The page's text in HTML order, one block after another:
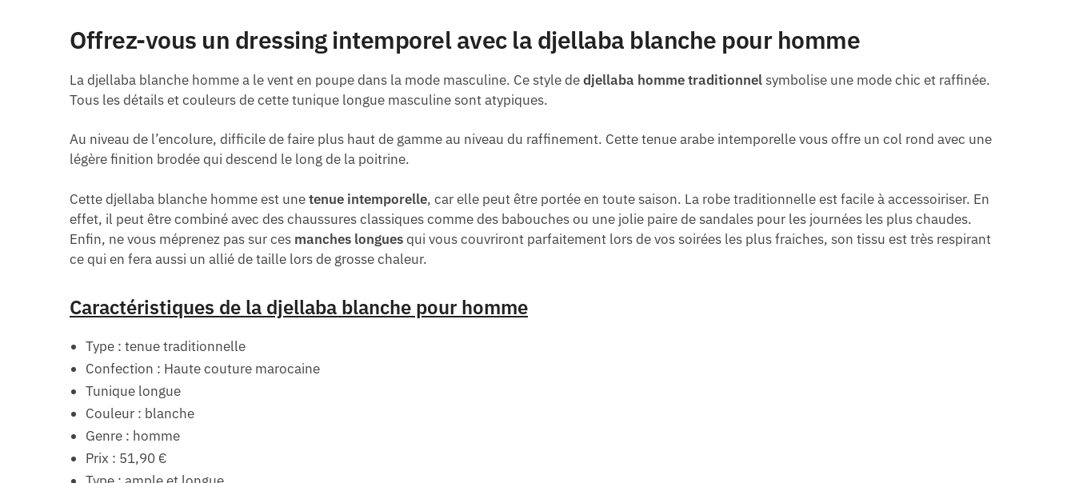
Offrez-vous un dressing intemporel avec la djellaba blanche pour homme
La djellaba blanche homme a le vent en poupe dans la mode masculine. Ce style dedjellaba homme traditionnelsymbolise une mode chic et raffinée.
Tous les détails et couleurs de cette tunique longue masculine sont atypiques.
Au niveau de l’encolure, difficile de faire plus haut de gamme au niveau du raffinement. Cette tenue arabe intemporelle vous offre un col rond avec une
légère finition brodée qui descend le long de la poitrine.
Cette djellaba blanche homme est unetenue intemporelle, car elle peut être portée en toute saison. La robe traditionnelle est facile à accessoiriser. En
effet, il peut être combiné avec des chaussures classiques comme des babouches ou une jolie paire de sandales pour les journées les plus chaudes.
Enfin, ne vous méprenez pas sur ces manches longuesqui vous couvriront parfaitement lors de vos soirées les plus fraiches, son tissu est très respirant
ce qui en fera aussi un allié de taille lors de grosse chaleur.
Caractéristiques de la djellaba blanche pour homme
Type : tenue traditionnelle
Confection : Haute couture marocaine
Tunique longue
Couleur : blanche
Genre : homme
Prix : 51,90 €